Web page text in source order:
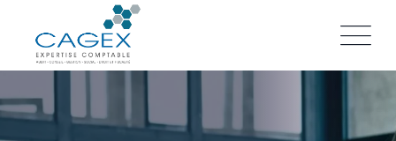
content